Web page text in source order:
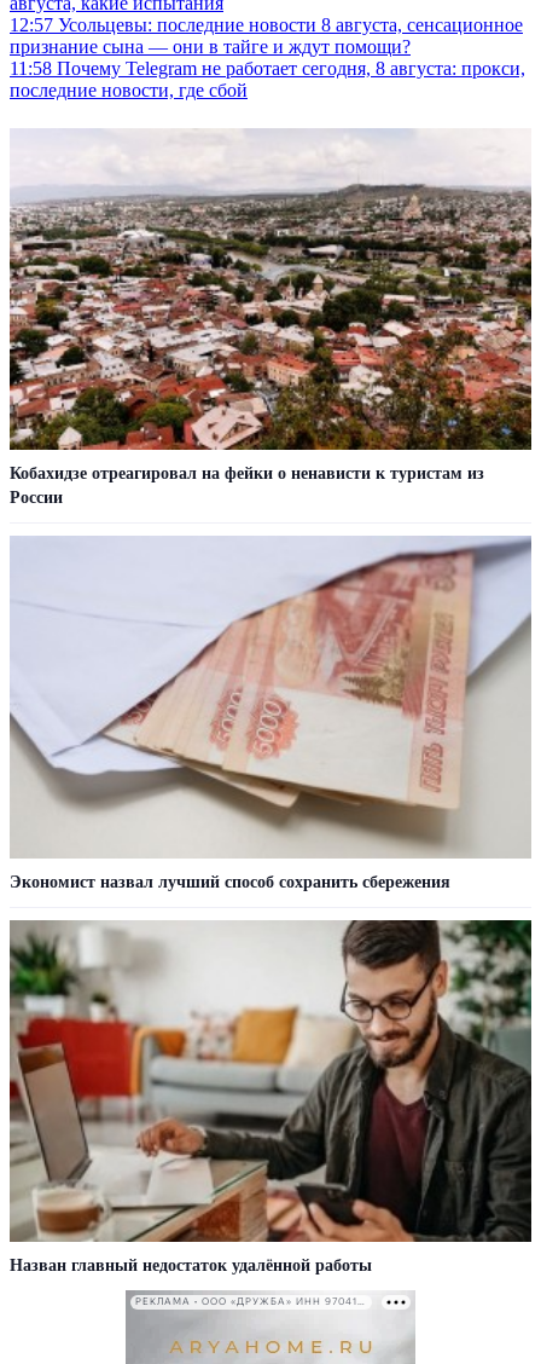
12:57 Усольцевы: последние новости 8 августа, сенсационное
признание сына — они в тайге и ждут помощи?
11:58 Почему Telegram не работает сегодня, 8 августа: прокси,
последние новости, где сбой
Кобахидзе отреагировал на фейки о ненависти к туристам из
России
Экономист назвал лучший способ сохранить сбережения
Назван главный недостаток удалённой работы
РЕКЛАМА • ООО «ДРУЖБА» ИНН 9704146411